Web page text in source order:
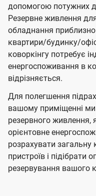
допомогою потужних
Резервне живлення
обладнання
квартири/будинку/
коворкінгу потребує
енергоспоживання в
відрізняється.
Для полегшення
вашому приміщенні
резервного
орієнтовне
розрахувати загальну
пристроїв і підібрати
резервування вашого